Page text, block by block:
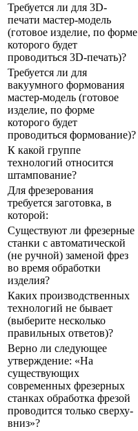
Требуется ли для 3D-
печати мастер-модель
(готовое изделие, по форме
которого будет
проводиться 3D-печать)?
Требуется ли для
вакуумного формования
мастер-модель (готовое
изделие, по форме
которого будет
проводиться формование)?
К какой группе
технологий относится
штампование?
Для фрезерования
требуется заготовка, в
которой:
Существуют ли фрезерные
станки с автоматической
(не ручной) заменой фрез
во время обработки
изделия?
Каких производственных
технологий не бывает
(выберите несколько
правильных ответов)?
Верно ли следующее
утверждение: «На
существующих
современных фрезерных
станках обработка фрезой
проводится только сверху-
вниз»?